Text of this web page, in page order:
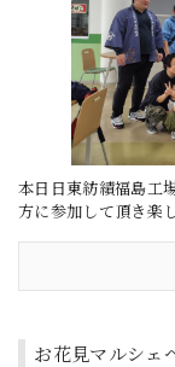
本日日東紡績福島工
方に参加して頂き楽
お花見マルシェ